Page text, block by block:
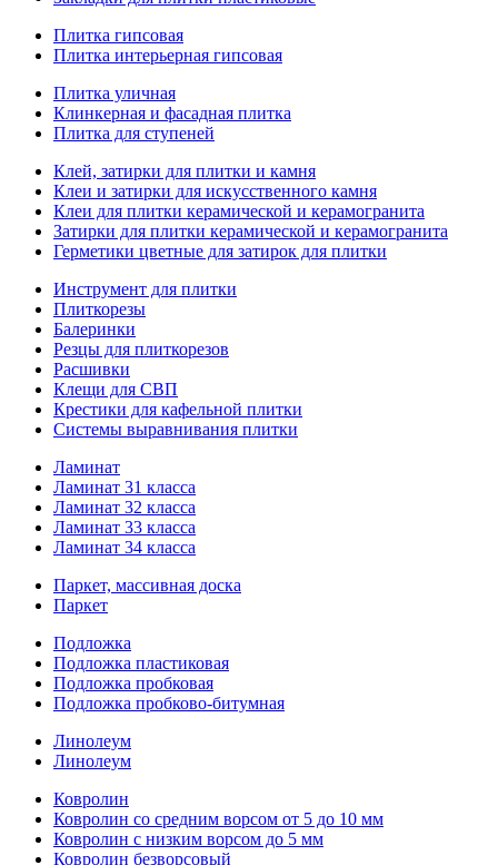
Плитка гипсовая
Плитка интерьерная гипсовая
Плитка уличная
Клинкерная и фасадная плитка
Плитка для ступеней
Клей, затирки для плитки и камня
Клеи и затирки для искусственного камня
Клеи для плитки керамической и керамогранита
Затирки для плитки керамической и керамогранита
Герметики цветные для затирок для плитки
Инструмент для плитки
Плиткорезы
Балеринки
Резцы для плиткорезов
Расшивки
Клещи для СВП
Крестики для кафельной плитки
Системы выравнивания плитки
Ламинат
Ламинат 31 класса
Ламинат 32 класса
Ламинат 33 класса
Ламинат 34 класса
Паркет, массивная доска
Паркет
Подложка
Подложка пластиковая
Подложка пробковая
Подложка пробково-битумная
Линолеум
Линолеум
Ковролин
Ковролин со средним ворсом от 5 до 10 мм
Ковролин с низким ворсом до 5 мм
Ковролин безворсовый